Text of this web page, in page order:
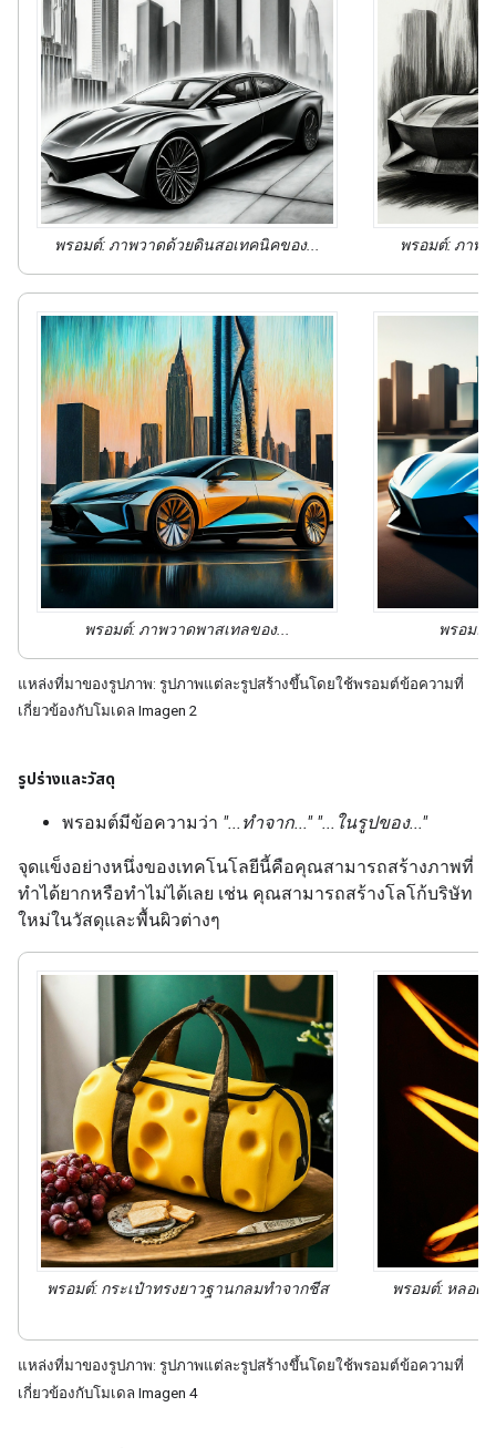
พรอมต์: ภาพวาดด้วยดินสอเทคนิคของ... พรอมต์: ภาพ
พรอมต์: ภาพวาดพาสเทลของ... พรอมต์:
แหล่งที่มาของรูปภาพ: รูปภาพแต่ละรูปสร้างขึ้นโดยใช้พรอมต์ข้อความที่
เกี่ยวข้องกับโมเดล Imagen 2
รูปร่างและวัสดุ
พรอมต์มีข้อความว่า "...ทำจาก..." "...ในรูปของ..."
จุดแข็งอย่างหนึ่งของเทคโนโลยีนี้คือคุณสามารถสร้างภาพที่
ทำได้ยากหรือทำไม่ได้เลย เช่น คุณสามารถสร้างโลโก้บริษัท
ใหม่ในวัสดุและพื้นผิวต่างๆ
พรอมต์: กระเป๋าทรงยาวฐานกลมทำจากชีส พรอมต์: หลอด
แหล่งที่มาของรูปภาพ: รูปภาพแต่ละรูปสร้างขึ้นโดยใช้พรอมต์ข้อความที่
เกี่ยวข้องกับโมเดล Imagen 4